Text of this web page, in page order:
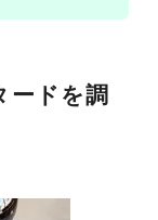
ドを調